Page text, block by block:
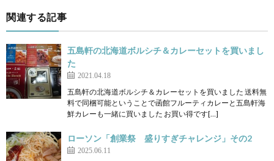
関連する記事
五島軒の北海道ボルシチ＆カレーセットを買いまし
た
2021.04.18
五島軒の北海道ボルシチ＆カレーセットを買いました 送料無
料で同梱可能ということで函館フルーティカレーと五島軒海
鮮カレーも一緒に買いました お買い得です[…]
ローソン「創業祭 盛りすぎチャレンジ」その2
2025.06.11